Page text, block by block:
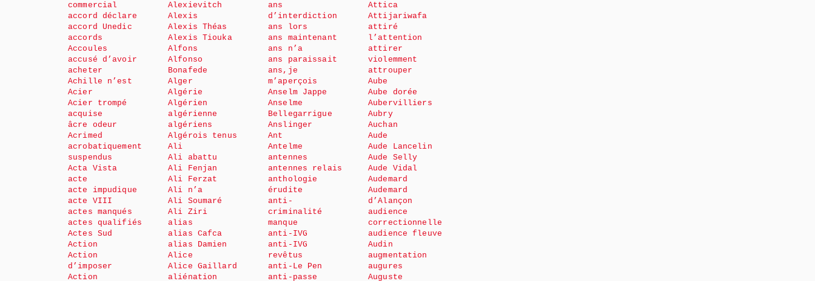
commercial
accord déclare
accord Unedic
accords
Accoules
accusé d’avoir
acheter
Achille n’est
Acier
Acier trompé
acquise
âcre odeur
Acrimed
acrobatiquement
suspendus
Acta Vista
acte
acte impudique
acte VIII
actes manqués
actes qualifiés
Actes Sud
Action
Action
d’imposer
Action
Alexievitch
Alexis
Alexis Théas
Alexis Tiouka
Alfons
Alfonso
Bonafede
Alger
Algérie
Algérien
algérienne
algériens
Algérois tenus
Ali
Ali abattu
Ali Fenjan
Ali Ferzat
Ali n’a
Ali Soumaré
Ali Ziri
alias
alias Cafca
alias Damien
Alice
Alice Gaillard
aliénation
ans
d’interdiction
ans lors
ans maintenant
ans n’a
ans paraissait
ans,je
m’aperçois
Anselm Jappe
Anselme
Bellegarrigue
Anslinger
Ant
Antelme
antennes
antennes relais
anthologie
érudite
anti-
criminalité
manque
anti-IVG
anti-IVG
revêtus
anti-Le Pen
anti-passe
Attica
Attijariwafa
attiré
l’attention
attirer
violemment
attrouper
Aube
Aube dorée
Aubervilliers
Aubry
Auchan
Aude
Aude Lancelin
Aude Selly
Aude Vidal
Audemard
Audemard
d’Alançon
audience
correctionnelle
audience fleuve
Audin
augmentation
augures
Auguste